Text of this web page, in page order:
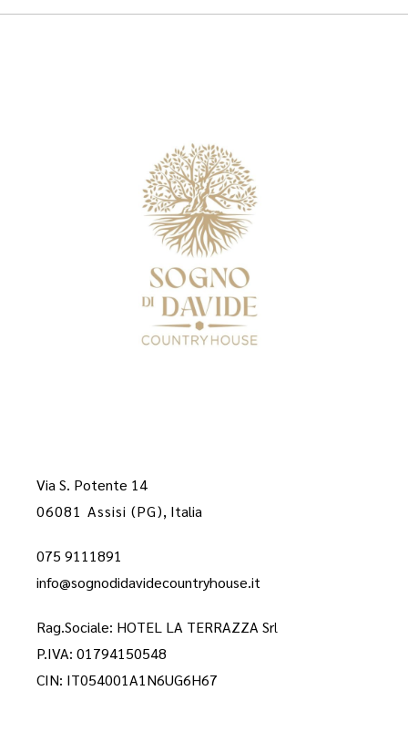
Via S. Potente 14
06081 Assisi (PG), Italia
075 9111891
info@sognodidavidecountryhouse.it
Rag.Sociale: HOTEL LA TERRAZZA Srl
P.IVA: 01794150548
CIN: IT054001A1N6UG6H67